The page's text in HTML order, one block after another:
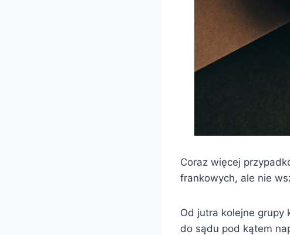
Coraz więcej
frankowych, ale nie
Od jutra kolejne grupy
do sądu pod kątem